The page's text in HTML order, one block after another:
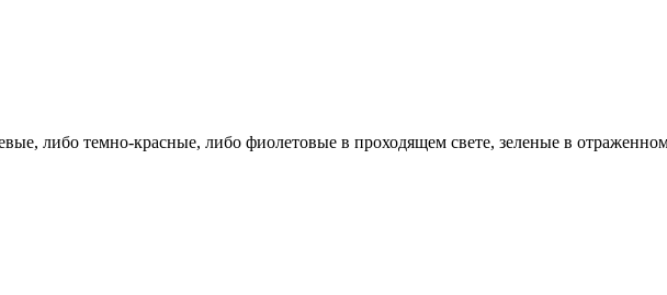
либо темно-красные, либо фиолетовые в проходящем свете, зеленые в